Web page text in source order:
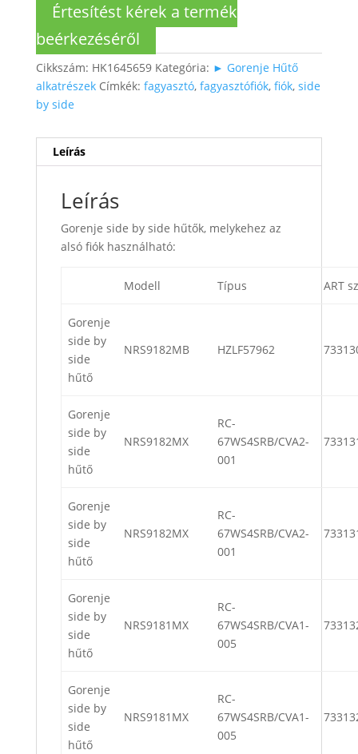
Értesítést kérek a termék
beérkezéséről
Cikkszám: HK1645659 Kategória: ► Gorenje Hűtő
alkatrészek Címkék: fagyasztó, fagyasztófiók, fiók, side
by side
Leírás
Leírás
Gorenje side by side hűtők, melykehez az
alsó fiók használható:
Modell Típus ART
Gorenje
side by
side
hűtő
NRS9182MB HZLF57962
Gorenje
side by
side
hűtő
NRS9182MX
RC-
67WS4SRB/CVA2-
001
Gorenje
side by
side
hűtő
NRS9182MX
RC-
67WS4SRB/CVA2-
001
Gorenje
side by
side
hűtő
NRS9181MX
RC-
67WS4SRB/CVA1-
005
Gorenje
side by
side
hűtő
NRS9181MX
RC-
67WS4SRB/CVA1-
005